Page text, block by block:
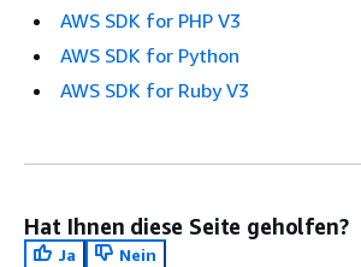
AWS SDK for PHP V3
AWS SDK for Python
AWS SDK for Ruby V3
Hat Ihnen diese Seite geholfen?
Ja
Nein